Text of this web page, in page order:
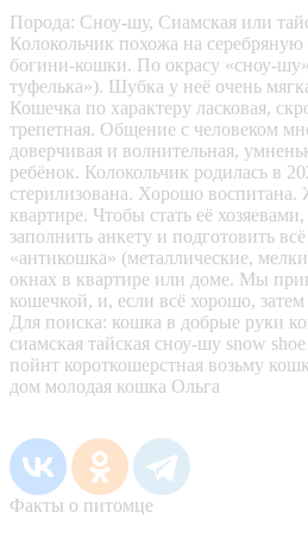
Порода: Сноу-шу, Сиамская или
Колокольчик похожа на серебряную
богини-кошки. По окрасу «сноу-
туфелька»). Шубка у неё очень
Кошечка по характеру ласковая,
трепетная. Общение с человеком
доверчивая и волнительная,
ребёнок. Колокольчик родилась в
стерилизована. Хорошо
квартире. Чтобы стать её
заполнить анкету и подготовить
«антикошка» (металлические,
окнах в квартире или доме. Мы
кошечкой, и, если всё хорошо,
Для поиска: кошка в добрые руки
сиамская тайская сноу-шу snow
пойнт короткошерстная возьму
дом молодая кошка Ольга
Факты о питомце